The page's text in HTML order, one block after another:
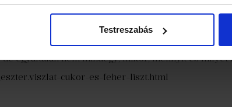
Testreszabás
listájánakelső három helyezettje a Libri.hu
és fehér liszt!
egyáltalán nem mindegy, mikor, mennyit és milyet
cukor-es-feher-liszt.html